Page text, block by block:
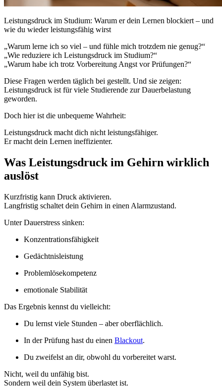
Leistungsdruck im Studium: Warum er dein Lernen blockiert – und
wie du wieder leistungsfähig wirst
„Warum lerne ich so viel – und fühle mich trotzdem nie genug?“
„Wie reduziere ich Leistungsdruck im Studium?“
„Warum habe ich trotz Vorbereitung Angst vor Prüfungen?“
Diese Fragen werden täglich bei gestellt. Und sie zeigen:
Leistungsdruck ist für viele Studierende zur Dauerbelastung
geworden.
Doch hier ist die unbequeme Wahrheit:
Leistungsdruck macht dich nicht leistungsfähiger.
Er macht dein Lernen ineffizienter.
Was Leistungsdruck im Gehirn wirklich
auslöst
Kurzfristig kann Druck aktivieren.
Langfristig schaltet dein Gehirn in einen Alarmzustand.
Unter Dauerstress sinken:
Konzentrationsfähigkeit
Gedächtnisleistung
Problemlösekompetenz
emotionale Stabilität
Das Ergebnis kennst du vielleicht:
Du lernst viele Stunden – aber oberflächlich.
In der Prüfung hast du einen Blackout.
Du zweifelst an dir, obwohl du vorbereitet warst.
Nicht, weil du unfähig bist.
Sondern weil dein System überlastet ist.